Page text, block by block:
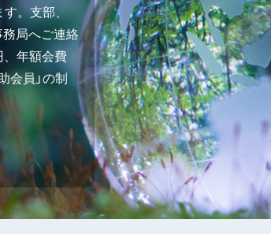
す。支部、
局へご連絡
年額会費
会員」の制